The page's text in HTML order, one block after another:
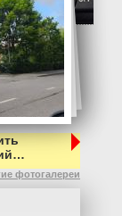
фотогалереи